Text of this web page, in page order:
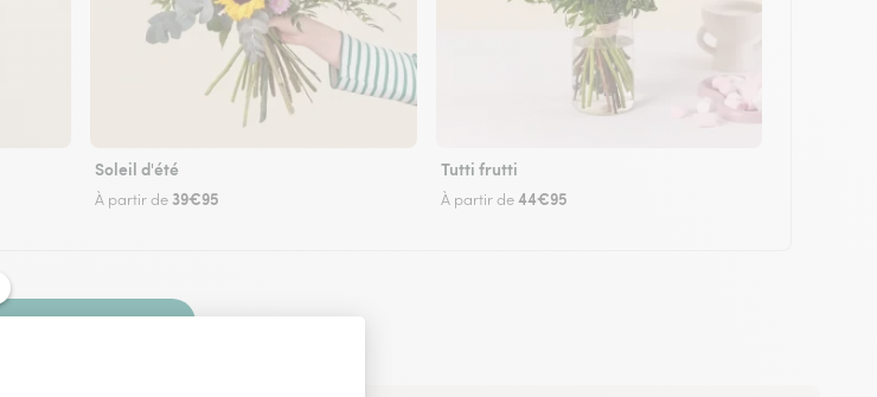
Soleil d'été
À partir de 39€95
Tutti frutti
À partir de44€95
Faire livrer des fleurs